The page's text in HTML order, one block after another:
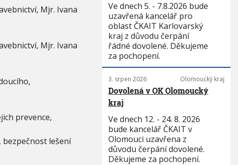
Mjr. Ivana
Mjr. Ivana
prevence,
bezpečnost lešení
Ve dnech 5. - 7.8.2026 bude
uzavřená kancelář pro
oblast ČKAIT Karlovarský
kraj z důvodu čerpání
řádné dovolené. Děkujeme
za pochopení.
3. srpen 2026 Olomoucký kraj
Dovolená v OK Olomoucký
kraj
Ve dnech 12. - 24. 8. 2026
bude kancelář ČKAIT v
Olomouci uzavřena z
důvodu čerpání dovolené.
Děkujeme za pochopení.